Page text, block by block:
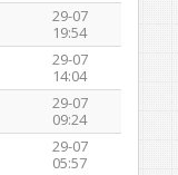
29-07
19:54
29-07
14:04
29-07
09:24
29-07
05:57